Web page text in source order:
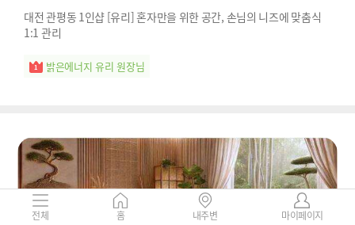
대전 관평동 1인샵 [유리] 혼자만을 위한 공간, 손님의 니즈에 맞춤식
1:1 관리
밝은에너지 유리 원장님
전체 홈 내주변 마이페이지